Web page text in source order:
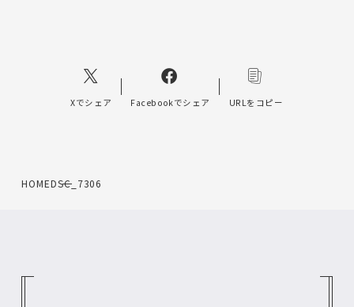
Xでシェア Facebookでシェア URLをコピー
HOMEDSC_7306